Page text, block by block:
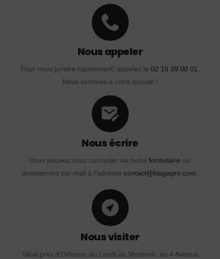
Nous appeler
Pour nous joindre rapidement, appelez le 02 19 39 00 01.
Nous sommes à votre écoute !
Nous écrire
Vous pouvez nous contacter via notre formulaire ou
directement par mail à l'adresse contact@blagapro.com.
Nous visiter
Situé près d'Orléans, du Lundi au Vendredi, au 4 Avenue